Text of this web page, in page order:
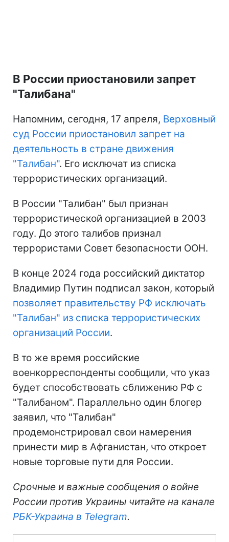
В России приостановили запрет
"Талибана"
Напомним, сегодня, 17 апреля, Верховный
суд России приостановил запрет на
деятельность в стране движения
"Талибан". Его исключат из списка
террористических организаций.
В России "Талибан" был признан
террористической организацией в 2003
году. До этого талибов признал
террористами Совет безопасности ООН.
В конце 2024 года российский диктатор
Владимир Путин подписал закон, который
позволяет правительству РФ исключать
"Талибан" из списка террористических
организаций России.
В то же время российские
военкорреспонденты сообщили, что указ
будет способствовать сближению РФ с
"Талибаном". Параллельно один блогер
заявил, что "Талибан"
продемонстрировал свои намерения
принести мир в Афганистан, что откроет
новые торговые пути для России.
Срочные и важные сообщения о войне
России против Украины читайте на канале
РБК-Украина в Telegram.